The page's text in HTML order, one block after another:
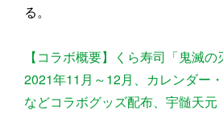
る。
【コラボ概要】くら寿司「鬼滅
2021年11月～12月、カレンダー
などコラボグッズ配布、宇髄天元